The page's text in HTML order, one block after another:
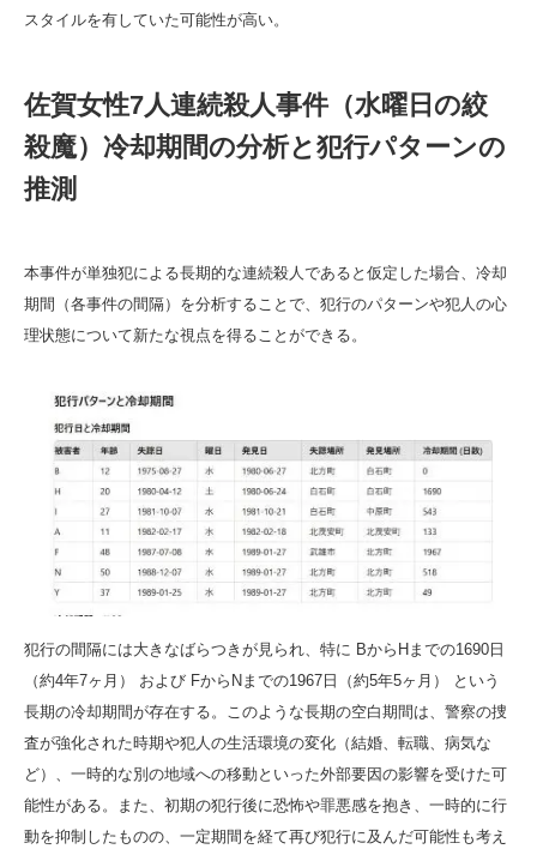
スタイルを有していた可能性が高い。
佐賀女性7人連続殺人事件（水曜日の絞
殺魔）冷却期間の分析と犯行パターンの
推測
本事件が単独犯による長期的な連続殺人であると仮定した場合、冷却
期間（各事件の間隔）を分析することで、犯行のパターンや犯人の心
理状態について新たな視点を得ることができる。
犯行の間隔には大きなばらつきが見られ、特に BからHまでの1690日
（約4年7ヶ月） および FからNまでの1967日（約5年5ヶ月） という
長期の冷却期間が存在する。このような長期の空白期間は、警察の捜
査が強化された時期や犯人の生活環境の変化（結婚、転職、病気な
ど）、一時的な別の地域への移動といった外部要因の影響を受けた可
能性がある。また、初期の犯行後に恐怖や罪悪感を抱き、一時的に行
動を抑制したものの、一定期間を経て再び犯行に及んだ可能性も考え